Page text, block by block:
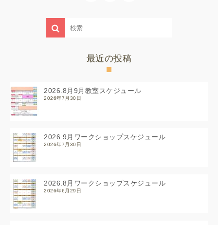
最近の投稿
2026.8月9月教室スケジュール
2026年7月30日
2026.9月ワークショップスケジュール
2026年7月30日
2026.8月ワークショップスケジュール
2026年6月29日